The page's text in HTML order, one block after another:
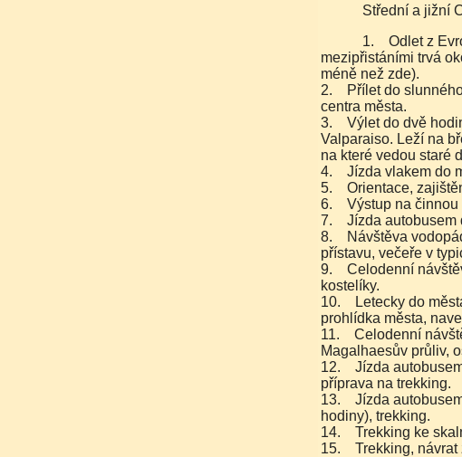
Střední a jižní
1. Odlet z Evropy do Santiago de Chile (let i s
mezipřistáními trvá
méně než zde).
2. Přílet do
centra města.
3. Výlet do dvě
Valparaiso. Leží na
na které vedou staré
4. Jízda vlakem do
5. Orientace,
6. Výstup na činnou
7. Jízda autobusem
8. Návštěva
přístavu, večeře v
9. Celodenní
kostelíky.
10. Letecky do
prohlídka města,
11. Celodenní
Magalhaesův průliv,
12. Jízda
příprava na trekking.
13. Jízda
hodiny), trekking.
14. Trekking ke
15. Trekking, návrat